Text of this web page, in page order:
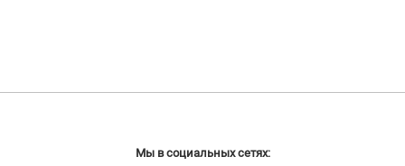
Мы в социальных сетях: